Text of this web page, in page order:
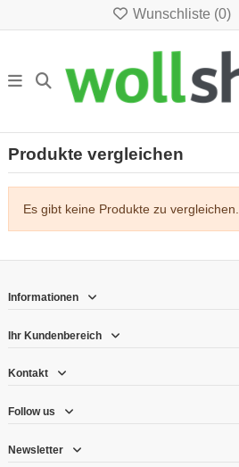
Wunschliste (0)
Produkte vergleichen
Es gibt keine Produkte zu vergleichen.
Informationen
Ihr Kundenbereich
Kontakt
Follow us
Newsletter